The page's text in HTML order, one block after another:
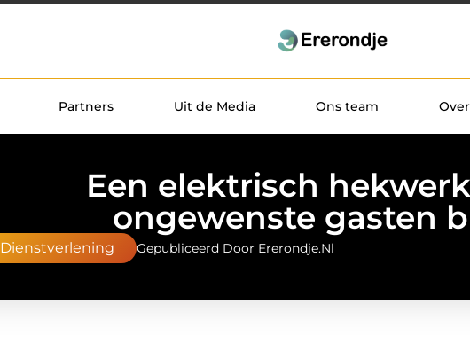
Partners Uit de Media Ons team
Een elektrisch
ongewenste gasten
Dienstverlening Gepubliceerd Door Ererondje.nl